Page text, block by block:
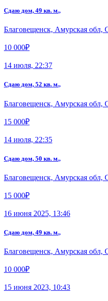
Сдаю дом, 49 кв. м.,
Благовещенск, Амурская обл,
10 000₽
14 июля, 22:37
Сдаю дом, 52 кв. м.,
Благовещенск, Амурская обл,
15 000₽
14 июля, 22:35
Сдаю дом, 50 кв. м.,
Благовещенск, Амурская обл,
15 000₽
16 июня 2025, 13:46
Сдаю дом, 49 кв. м.,
Благовещенск, Амурская обл,
10 000₽
15 июня 2023, 10:43